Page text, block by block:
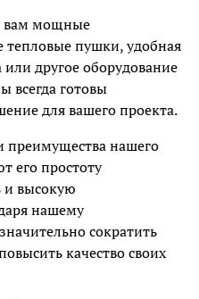
вам мощные
тепловые пушки, удобная
другое оборудование
всегда готовы
для вашего проекта.
нашего
его простоту
и высокую
нашему
сократить
качество своих